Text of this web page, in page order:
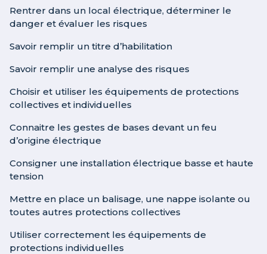
Rentrer dans un local électrique, déterminer le
danger et évaluer les risques
Savoir remplir un titre d’habilitation
Savoir remplir une analyse des risques
Choisir et utiliser les équipements de protections
collectives et individuelles
Connaitre les gestes de bases devant un feu
d’origine électrique
Consigner une installation électrique basse et haute
tension
Mettre en place un balisage, une nappe isolante ou
toutes autres protections collectives
Utiliser correctement les équipements de
protections individuelles